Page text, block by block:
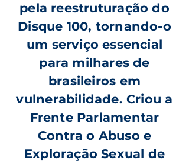
pela reestruturação do
Disque 100, tornando-o
um serviço essencial
para milhares de
brasileiros em
vulnerabilidade. Criou a
Frente Parlamentar
Contra o Abuso e
Exploração Sexual de